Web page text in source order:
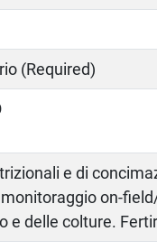
(Required)
e di
on-
e delle colture.